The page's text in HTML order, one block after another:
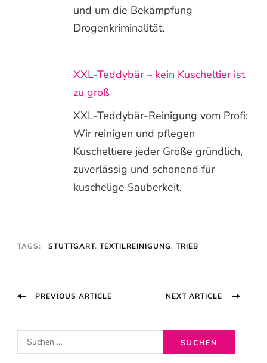
und um die Bekämpfung
Drogenkriminalität.
XXL-Teddybär – kein Kuscheltier ist
zu groß
XXL-Teddybär-Reinigung vom Profi:
Wir reinigen und pflegen
Kuscheltiere jeder Größe gründlich,
zuverlässig und schonend für
kuschelige Sauberkeit.
TAGS: STUTTGART, TEXTILREINIGUNG, TRIEB
PostPREVIOUS ARTICLE NEXT ARTICLE
u